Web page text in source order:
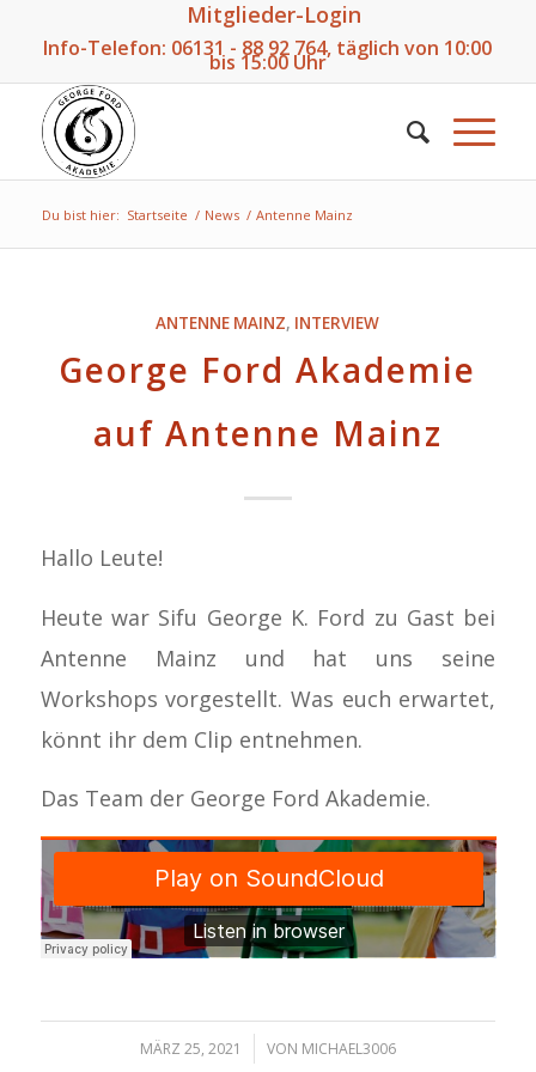
Mitglieder-Login
Info-Telefon: 06131 - 88 92 764, täglich von 10:00
bis 15:00 Uhr
Du bist hier: Startseite / News / Antenne Mainz
ANTENNE MAINZ, INTERVIEW
George Ford Akademie
auf Antenne Mainz
Hallo Leute!
Heute war Sifu George K. Ford zu Gast bei
Antenne Mainz und hat uns seine
Workshops vorgestellt. Was euch erwartet,
könnt ihr dem Clip entnehmen.
Das Team der George Ford Akademie.
MÄRZ 25, 2021
/ VON MICHAEL3006